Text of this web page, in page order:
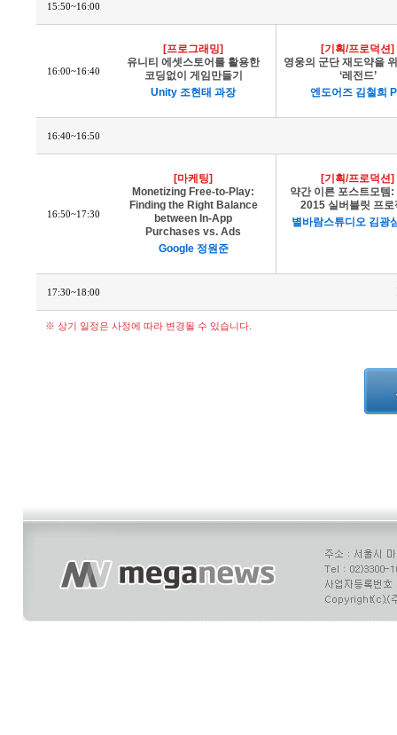
15:50~16:00
16:00~16:40
[프로그래밍]
유니티 에셋스토어를 활용한
코딩없이 게임만들기
Unity 조현태 과장
[기획/프로덕션]
영웅의 군단 재도약을
‘레전드’
엔도어즈 김철희
16:40~16:50
16:50~17:30
[마케팅]
Monetizing Free-to-Play:
Finding the Right Balance
between In-App
Purchases vs. Ads
Google 정원준
[기획/프로덕션]
약간 이른 포스트모템
2015 실버블릿 프로
별바람스튜디오 김광
17:30~18:00
※ 상기 일정은 사정에 따라 변경될 수 있습니다.